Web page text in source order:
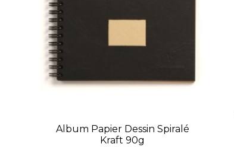
Album Papier Dessin Spiralé
Kraft 90g